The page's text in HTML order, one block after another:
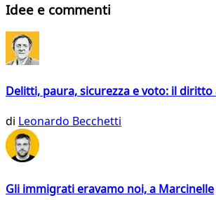
Idee e commenti
Delitti, paura, sicurezza e voto: il
di Leonardo Becchetti
Gli immigrati eravamo noi, a Marcinelle